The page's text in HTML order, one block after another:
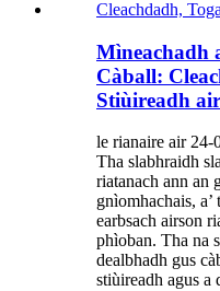
Mìneachadh
Càball:
Stiùireadh
le rianaire air 24-
Tha slabhraidh
riatanach ann an
gnìomhachais,
earbsach airson
phìoban. Tha na
dealbhadh gus
stiùireadh agus a